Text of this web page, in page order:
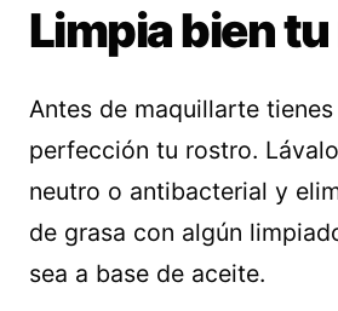
Limpia bien
Antes de maquillarte
perfección tu rostro.
neutro o antibacterial y
de grasa con algún
sea a base de aceite.